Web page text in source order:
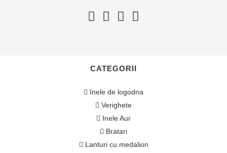
CATEGORII
Inele de logodna
Verighete
Inele Aur
Bratari
Lanturi cu medalion